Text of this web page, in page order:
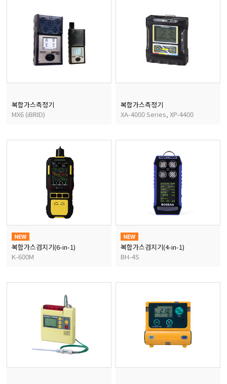
복합가스측정기
MX6 (iBRID)
복합가스측정기
XA-4000 Series, XP-4400
복합가스검지기(6-in-1)
K-600M
복합가스검지기(4-in-1)
BH-4S